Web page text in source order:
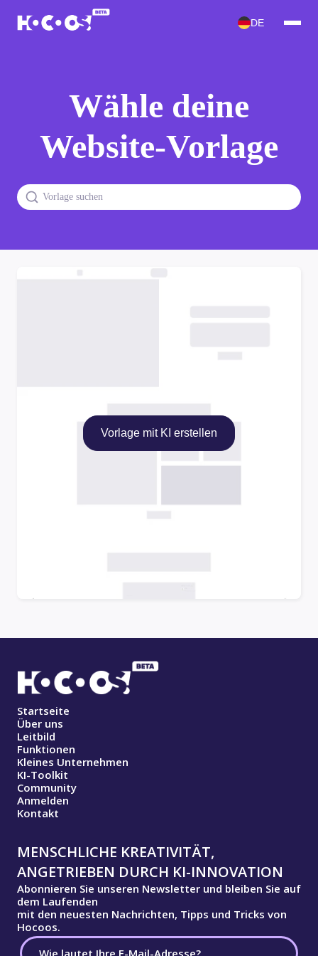
DE
Wähle deine
Website-Vorlage
Vorlage mit KI erstellen
Startseite
Über uns
Leitbild
Funktionen
Kleines Unternehmen
KI-Toolkit
Community
Anmelden
Kontakt
MENSCHLICHE KREATIVITÄT,
ANGETRIEBEN DURCH KI-INNOVATION
Abonnieren Sie unseren Newsletter und bleiben Sie auf
dem Laufenden
mit den neuesten Nachrichten, Tipps und Tricks von
Hocoos.